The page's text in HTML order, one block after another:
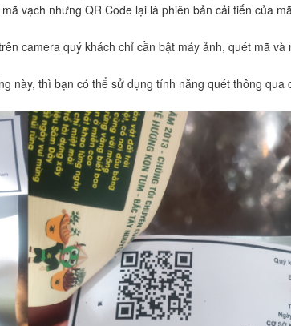
vạch nhưng QR Code lại là phiên bản cải tiến của
camera quý khách chỉ cần bật máy ảnh, quét mã và
này, thì bạn có thể sử dụng tính năng quét thông qua